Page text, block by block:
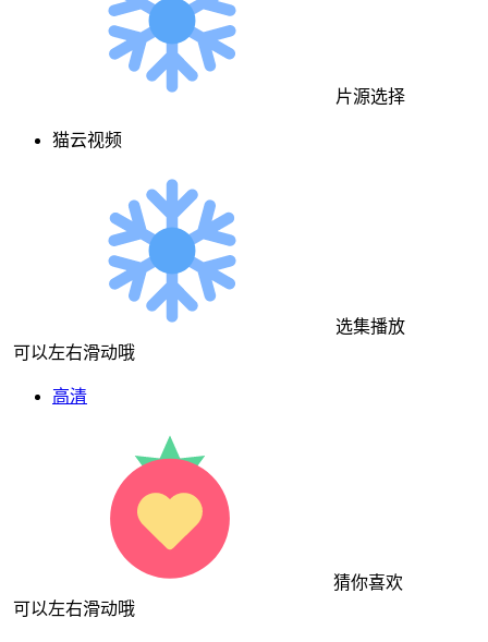
片源选择
猫云视频
选集播放
可以左右滑动哦
高清
猜你喜欢
可以左右滑动哦